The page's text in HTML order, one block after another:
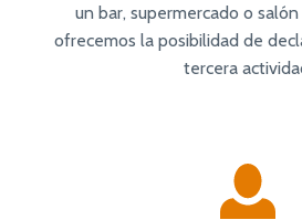
un bar, supermercado o
ofrecemos la posibilidad de
tercera